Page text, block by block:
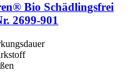
Bio Schädlingsfrei
2699-​901